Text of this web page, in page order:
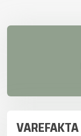
VAREFAKTA